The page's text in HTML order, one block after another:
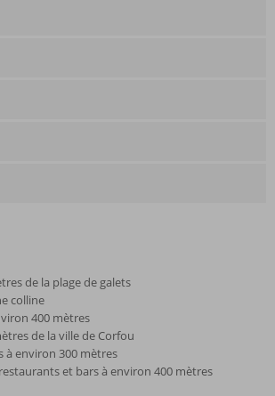
de la plage de galets
colline
400 mètres
de la ville de Corfou
à environ 300 mètres
et bars à environ 400 mètres